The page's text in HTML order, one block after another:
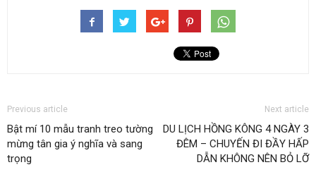
Previous article
Bật mí 10 mẫu tranh treo tường
mừng tân gia ý nghĩa và sang
trọng
Next article
DU LỊCH HỒNG KÔNG 4 NGÀY 3
ĐÊM – CHUYẾN ĐI ĐẦY HẤP
DẪN KHÔNG NÊN BỎ LỠ